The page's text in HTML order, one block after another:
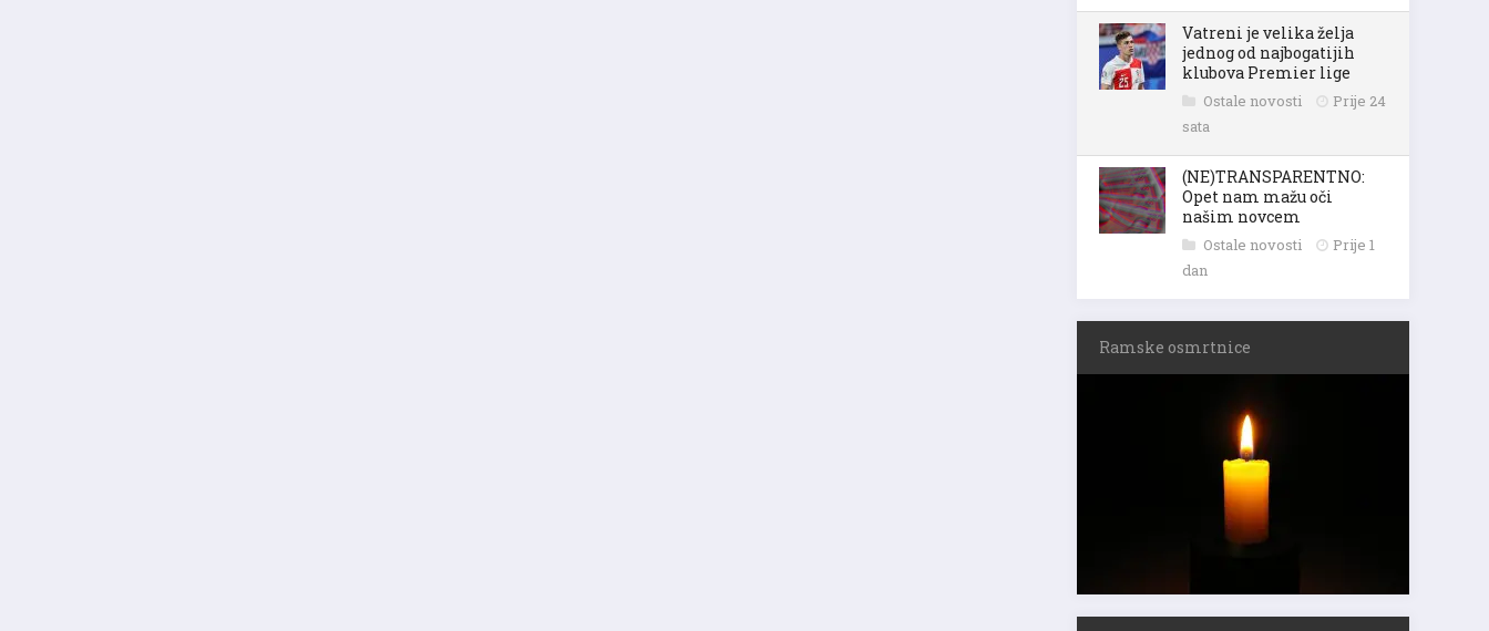
Vatreni je velika želja
jednog od najbogatijih
klubova Premier lige
Ostale novosti
Prije 24
sata
(NE)TRANSPARENTNO:
Opet nam mažu oči
našim novcem
Ostale novosti
Prije 1
dan
Ramske osmrtnice